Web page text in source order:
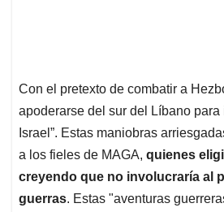
Con el pretexto de combatir a
apoderarse del sur del Líbano para
Israel”. Estas maniobras
a los fieles de MAGA, quienes
creyendo que no involucraría al
guerras. Estas "aventuras